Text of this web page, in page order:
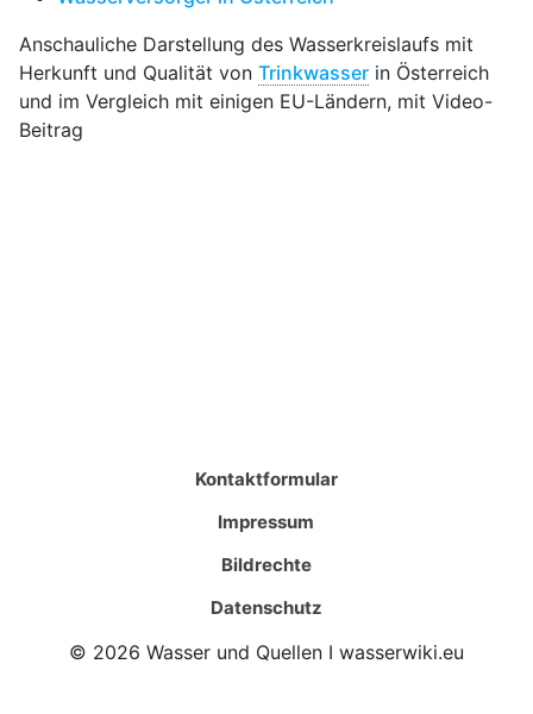
Anschauliche Darstellung des Wasserkreislaufs mit
Herkunft und Qualität von Trinkwasser in Österreich
und im Vergleich mit einigen EU-Ländern, mit Video-
Beitrag
Kontaktformular
Impressum
Bildrechte
Datenschutz
© 2026 Wasser und Quellen I wasserwiki.eu